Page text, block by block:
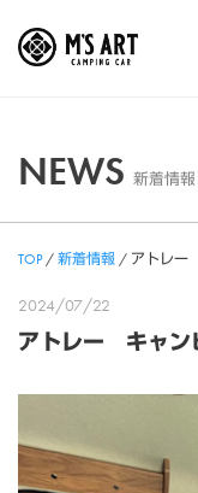
NEWS 新着情報
TOP/新着情報 / アトレ
2024/07/22
アトレー キャン